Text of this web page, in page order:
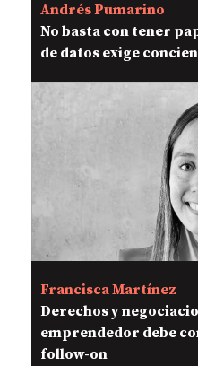
Andrés Pumarino
No basta con tener
de datos exige
Francisca Martínez
Derechos y
emprendedor debe
follow-on